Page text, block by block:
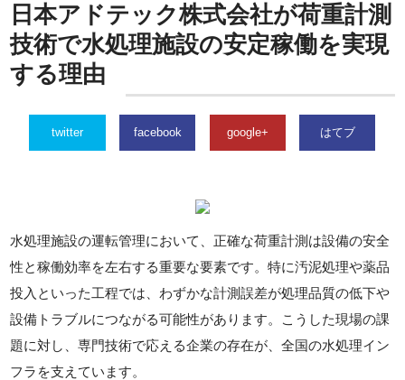
日本アドテック株式会社が荷重計測
技術で水処理施設の安定稼働を実現
する理由
twitter facebook google+ はてブ
水処理施設の運転管理において、正確な荷重計測は設備の安全
性と稼働効率を左右する重要な要素です。特に汚泥処理や薬品
投入といった工程では、わずかな計測誤差が処理品質の低下や
設備トラブルにつながる可能性があります。こうした現場の課
題に対し、専門技術で応える企業の存在が、全国の水処理イン
フラを支えています。